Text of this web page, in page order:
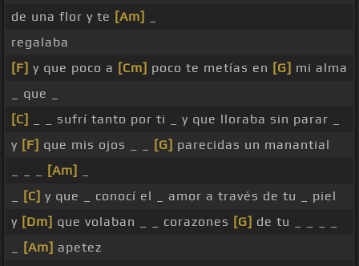
de una flor y te [Am]
regalaba
[F] y que poco a [Cm] poco te metías en [G] mi alma
_ que _
[C]
_ _ sufrí tanto por ti _ y que lloraba sin parar _
y [F] que mis ojos _ _ [G] parecidas un manantial
[Am]
[C] y que _ conocí el _ amor a través de tu _ piel
y [Dm] que volaban _ _ corazones [G] de tu _ _ _ _
[Am] apetez